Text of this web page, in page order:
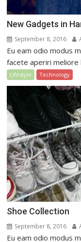
New Gadgets in
September 8, 2016
Eu eam odio modus
facete aperiri meliore
Lifestyle Technology
Shoe Collection
September 8, 2016
Eu eam odio modus